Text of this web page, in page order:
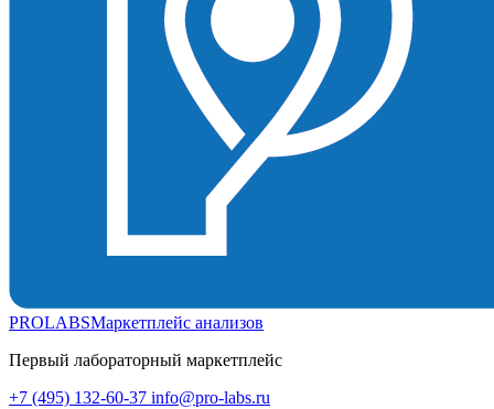
PROLABSМаркетплейс анализов
Первый лабораторный маркетплейс
+7 (495) 132-60-37 info@pro-labs.ru